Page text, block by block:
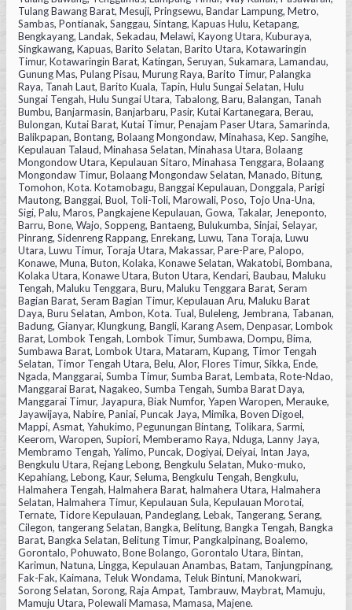
Tulang Bawang Barat, Mesuji, Pringsewu, Bandar Lampung, Metro,
Sambas, Pontianak, Sanggau, Sintang, Kapuas Hulu, Ketapang,
Bengkayang, Landak, Sekadau, Melawi, Kayong Utara, Kuburaya,
Singkawang, Kapuas, Barito Selatan, Barito Utara, Kotawaringin
Timur, Kotawaringin Barat, Katingan, Seruyan, Sukamara, Lamandau,
Gunung Mas, Pulang Pisau, Murung Raya, Barito Timur, Palangka
Raya, Tanah Laut, Barito Kuala, Tapin, Hulu Sungai Selatan, Hulu
Sungai Tengah, Hulu Sungai Utara, Tabalong, Baru, Balangan, Tanah
Bumbu, Banjarmasin, Banjarbaru, Pasir, Kutai Kartanegara, Berau,
Bulongan, Kutai Barat, Kutai Timur, Penajam Paser Utara, Samarinda,
Balikpapan, Bontang, Bolaang Mongondaw, Minahasa, Kep. Sangihe,
Kepulauan Talaud, Minahasa Selatan, Minahasa Utara, Bolaang
Mongondow Utara, Kepulauan Sitaro, Minahasa Tenggara, Bolaang
Mongondaw Timur, Bolaang Mongondaw Selatan, Manado, Bitung,
Tomohon, Kota. Kotamobagu, Banggai Kepulauan, Donggala, Parigi
Mautong, Banggai, Buol, Toli-Toli, Marowali, Poso, Tojo Una-Una,
Sigi, Palu, Maros, Pangkajene Kepulauan, Gowa, Takalar, Jeneponto,
Barru, Bone, Wajo, Soppeng, Bantaeng, Bulukumba, Sinjai, Selayar,
Pinrang, Sidenreng Rappang, Enrekang, Luwu, Tana Toraja, Luwu
Utara, Luwu Timur, Toraja Utara, Makassar, Pare-Pare, Palopo,
Konawe, Muna, Buton, Kolaka, Konawe Selatan, Wakatobi, Bombana,
Kolaka Utara, Konawe Utara, Buton Utara, Kendari, Baubau, Maluku
Tengah, Maluku Tenggara, Buru, Maluku Tenggara Barat, Seram
Bagian Barat, Seram Bagian Timur, Kepulauan Aru, Maluku Barat
Daya, Buru Selatan, Ambon, Kota. Tual, Buleleng, Jembrana, Tabanan,
Badung, Gianyar, Klungkung, Bangli, Karang Asem, Denpasar, Lombok
Barat, Lombok Tengah, Lombok Timur, Sumbawa, Dompu, Bima,
Sumbawa Barat, Lombok Utara, Mataram, Kupang, Timor Tengah
Selatan, Timor Tengah Utara, Belu, Alor, Flores Timur, Sikka, Ende,
Ngada, Manggarai, Sumba Timur, Sumba Barat, Lembata, Rote-Ndao,
Manggarai Barat, Nagakeo, Sumba Tengah, Sumba Barat Daya,
Manggarai Timur, Jayapura, Biak Numfor, Yapen Waropen, Merauke,
Jayawijaya, Nabire, Paniai, Puncak Jaya, Mimika, Boven Digoel,
Mappi, Asmat, Yahukimo, Pegunungan Bintang, Tolikara, Sarmi,
Keerom, Waropen, Supiori, Memberamo Raya, Nduga, Lanny Jaya,
Membramo Tengah, Yalimo, Puncak, Dogiyai, Deiyai, Intan Jaya,
Bengkulu Utara, Rejang Lebong, Bengkulu Selatan, Muko-muko,
Kepahiang, Lebong, Kaur, Seluma, Bengkulu Tengah, Bengkulu,
Halmahera Tengah, Halmahera Barat, halmahera Utara, Halmahera
Selatan, Halmahera Timur, Kepulauan Sula, Kepulauan Morotai,
Ternate, Tidore Kepulauan, Pandeglang, Lebak, Tangerang, Serang,
Cilegon, tangerang Selatan, Bangka, Belitung, Bangka Tengah, Bangka
Barat, Bangka Selatan, Belitung Timur, Pangkalpinang, Boalemo,
Gorontalo, Pohuwato, Bone Bolango, Gorontalo Utara, Bintan,
Karimun, Natuna, Lingga, Kepulauan Anambas, Batam, Tanjungpinang,
Fak-Fak, Kaimana, Teluk Wondama, Teluk Bintuni, Manokwari,
Sorong Selatan, Sorong, Raja Ampat, Tambrauw, Maybrat, Mamuju,
Mamuju Utara, Polewali Mamasa, Mamasa, Majene.